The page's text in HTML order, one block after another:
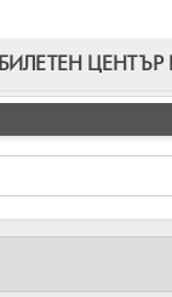
ЦЕНТЪР